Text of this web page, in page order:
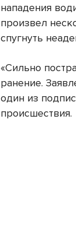
нападения
произвел
спугнуть
«Сильно
ранение.
один из
происшествия.